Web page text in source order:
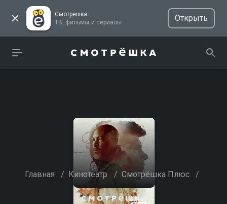
Смотрёшка
ТВ, фильмы и сериалы
Открыть
Главная / Кинотеатр / Смотрёшка Плюс /